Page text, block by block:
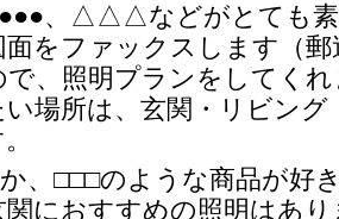
、△△△などがとても素
面をファックスします（
で、照明プランをしてく
い場所は、玄関・リビン
、□□□のような商品が好
関におすすめの照明はあ